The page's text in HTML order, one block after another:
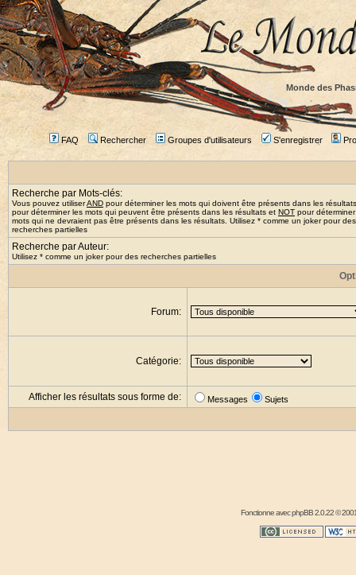
Monde des
FAQ Rechercher Groupes d'utilisateurs S'enregistrer
Recherche par Mots-clés:
Vous pouvez utiliserAND pour déterminer les mots qui doivent être présents dans les
pour déterminer les mots qui peuvent être présents dans les résultats et NOT pour
mots qui ne devraient pas être présents dans les résultats. Utilisez * comme un joker pour des
recherches partielles
Recherche par Auteur:
Utilisez * comme un joker pour des recherches partielles
Forum:
Catégorie:
Afficher les résultats sous forme de: Messages Sujets
Fonctionne avecphpBB2.0.22 ©